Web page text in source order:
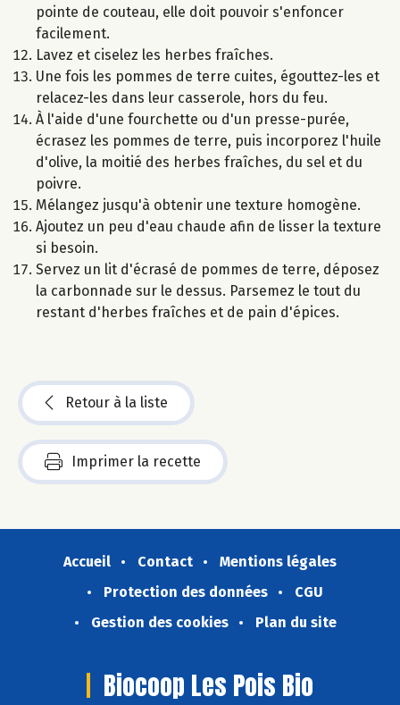
pointe de couteau, elle doit pouvoir s'enfoncer
facilement.
Lavez et ciselez les herbes fraîches.
Une fois les pommes de terre cuites, égouttez-les et
relacez-les dans leur casserole, hors du feu.
À l'aide d'une fourchette ou d'un presse-purée,
écrasez les pommes de terre, puis incorporez l'huile
d'olive, la moitié des herbes fraîches, du sel et du
poivre.
Mélangez jusqu'à obtenir une texture homogène.
Ajoutez un peu d'eau chaude afin de lisser la texture
si besoin.
Servez un lit d'écrasé de pommes de terre, déposez
la carbonnade sur le dessus. Parsemez le tout du
restant d'herbes fraîches et de pain d'épices.
Retour à la liste
Imprimer la recette
Accueil Contact
Mentions légales
Protection des données
CGU
Gestion des cookies
Plan du site
Biocoop Les Pois Bio